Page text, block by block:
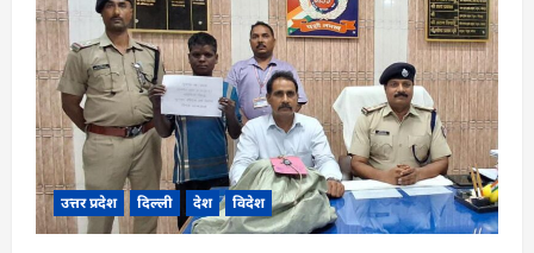
उत्तर प्रदेश दिल्ली देश विदेश